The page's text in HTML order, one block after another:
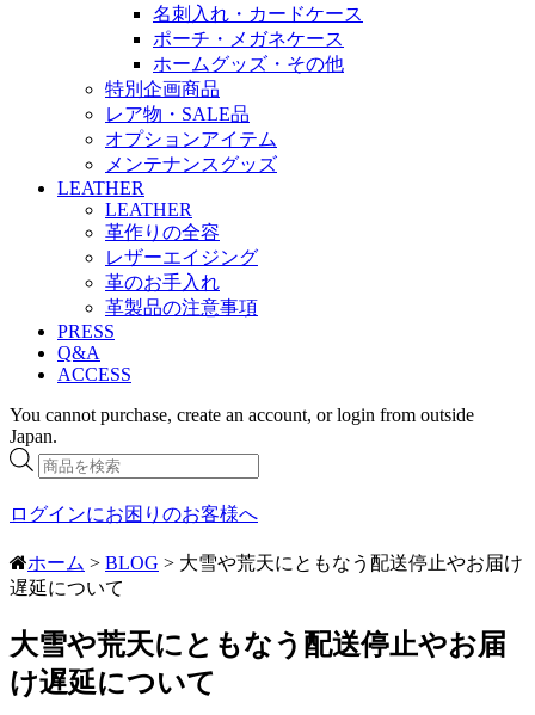
名刺入れ・カードケース
ポーチ・メガネケース
ホームグッズ・その他
特別企画商品
レア物・SALE品
オプションアイテム
メンテナンスグッズ
LEATHER
LEATHER
革作りの全容
レザーエイジング
革のお手入れ
革製品の注意事項
PRESS
Q&A
ACCESS
You cannot purchase, create an account, or login from outside
Japan.
商
品
検
ログインにお困りのお客様へ
ホーム > BLOG > 大雪や荒天にともなう配送停止やお届け
遅延について
大雪や荒天にともなう配送停止やお届
け遅延について